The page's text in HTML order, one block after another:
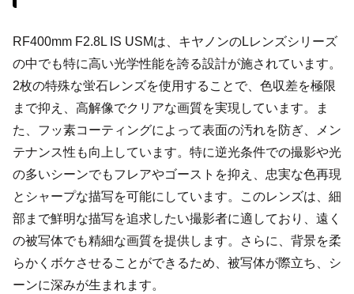
RF400mm F2.8L IS USMは、キヤノンのLレンズシリーズ
の中でも特に高い光学性能を誇る設計が施されています。
2枚の特殊な蛍石レンズを使用することで、色収差を極限
まで抑え、高解像でクリアな画質を実現しています。ま
た、フッ素コーティングによって表面の汚れを防ぎ、メン
テナンス性も向上しています。特に逆光条件での撮影や光
の多いシーンでもフレアやゴーストを抑え、忠実な色再現
とシャープな描写を可能にしています。このレンズは、細
部まで鮮明な描写を追求したい撮影者に適しており、遠く
の被写体でも精細な画質を提供します。さらに、背景を柔
らかくボケさせることができるため、被写体が際立ち、シ
ーンに深みが生まれます。